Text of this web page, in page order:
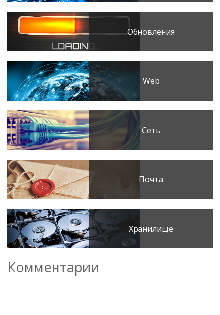
Обновления
Web
Сеть
Почта
Хранилище
Комментарии